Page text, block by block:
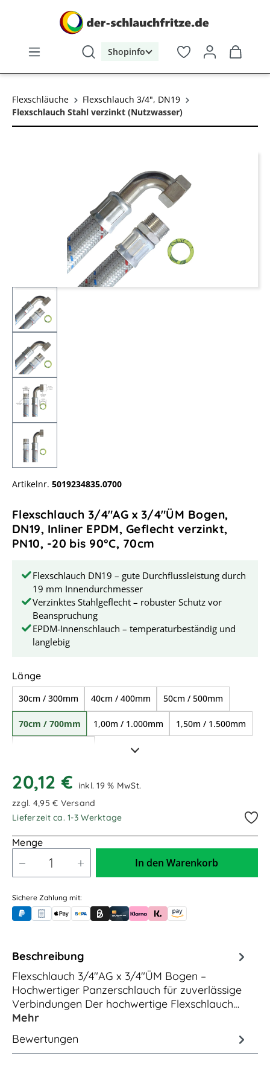
Shopinfo
Flexschläuche
Flexschlauch 3/4", DN19
Flexschlauch Stahl verzinkt (Nutzwasser)
Artikelnr. 5019234835.0700
Flexschlauch 3/4"AG x 3/4"ÜM Bogen,
DN19, Inliner EPDM, Geflecht verzinkt,
PN10, -20 bis 90°C, 70cm
Flexschlauch DN19 – gute Durchflussleistung durch
19 mm Innendurchmesser
Verzinktes Stahlgeflecht – robuster Schutz vor
Beanspruchung
EPDM-Innenschlauch – temperaturbeständig und
langlebig
Längeauswählen
30cm / 300mm 40cm / 400mm 50cm / 500mm
70cm / 700mm 1,00m / 1.000mm 1,50m / 1.500mm
20,12 €
inkl. 19 % MwSt.
zzgl. 4,95 € Versand
Lieferzeit ca. 1-3 Werktage
Menge
In den Warenkorb
Sichere Zahlung mit:
PayPalRechnungskauf (für Behörden)
Apple PayBanküberweisung (vorab)
Rechnungskauf (Billie)
Kreditkarte
Rechnung oder Ratenkauf (Klarna)
Sofortüberweisung (Klarna)
Amazon Pay
Beschreibung
Flexschlauch 3/4"AG x 3/4"ÜM Bogen –
Hochwertiger Panzerschlauch für zuverlässige
Verbindungen Der hochwertige Flexschlauch…
Mehr
Bewertungen